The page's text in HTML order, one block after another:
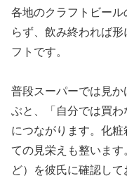
各地のクラフトビー
らず、飲み終われば
フトです。
普段スーパーでは見
ぶと、「自分では買
につながります。化
ての見栄えも整いま
ど）を彼氏に確認して